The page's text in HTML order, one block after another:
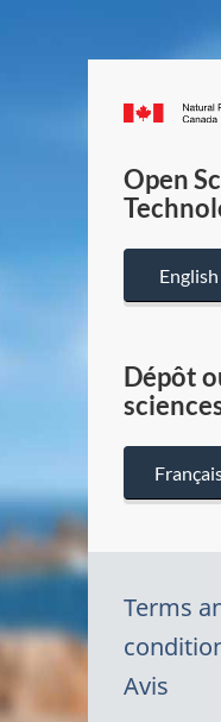
Open
English
Dépôt
Terms
Avis